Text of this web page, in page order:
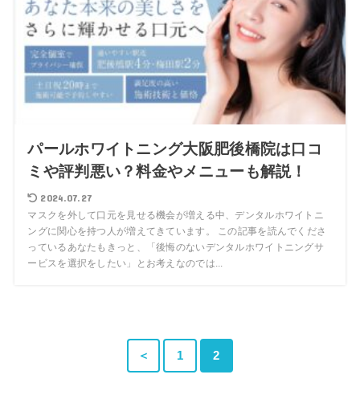
パールホワイトニング大阪肥後橋院は口コ
ミや評判悪い？料金やメニューも解説！
2024.07.27
マスクを外して口元を見せる機会が増える中、デンタルホワイトニ
ングに関心を持つ人が増えてきています。 この記事を読んでくださ
っているあなたもきっと、「後悔のないデンタルホワイトニングサ
ービスを選択をしたい」とお考えなのでは...
＜ 1 2